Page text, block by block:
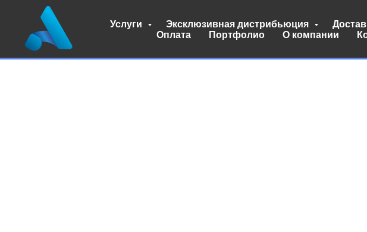
Услуги Эксклюзивная дистрибьюция
Оплата
Портфолио О компании